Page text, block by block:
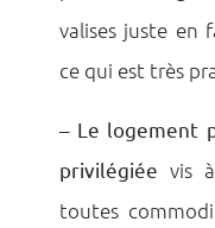
valises juste en
ce qui est très
– Le logement
privilégiée vis
toutes